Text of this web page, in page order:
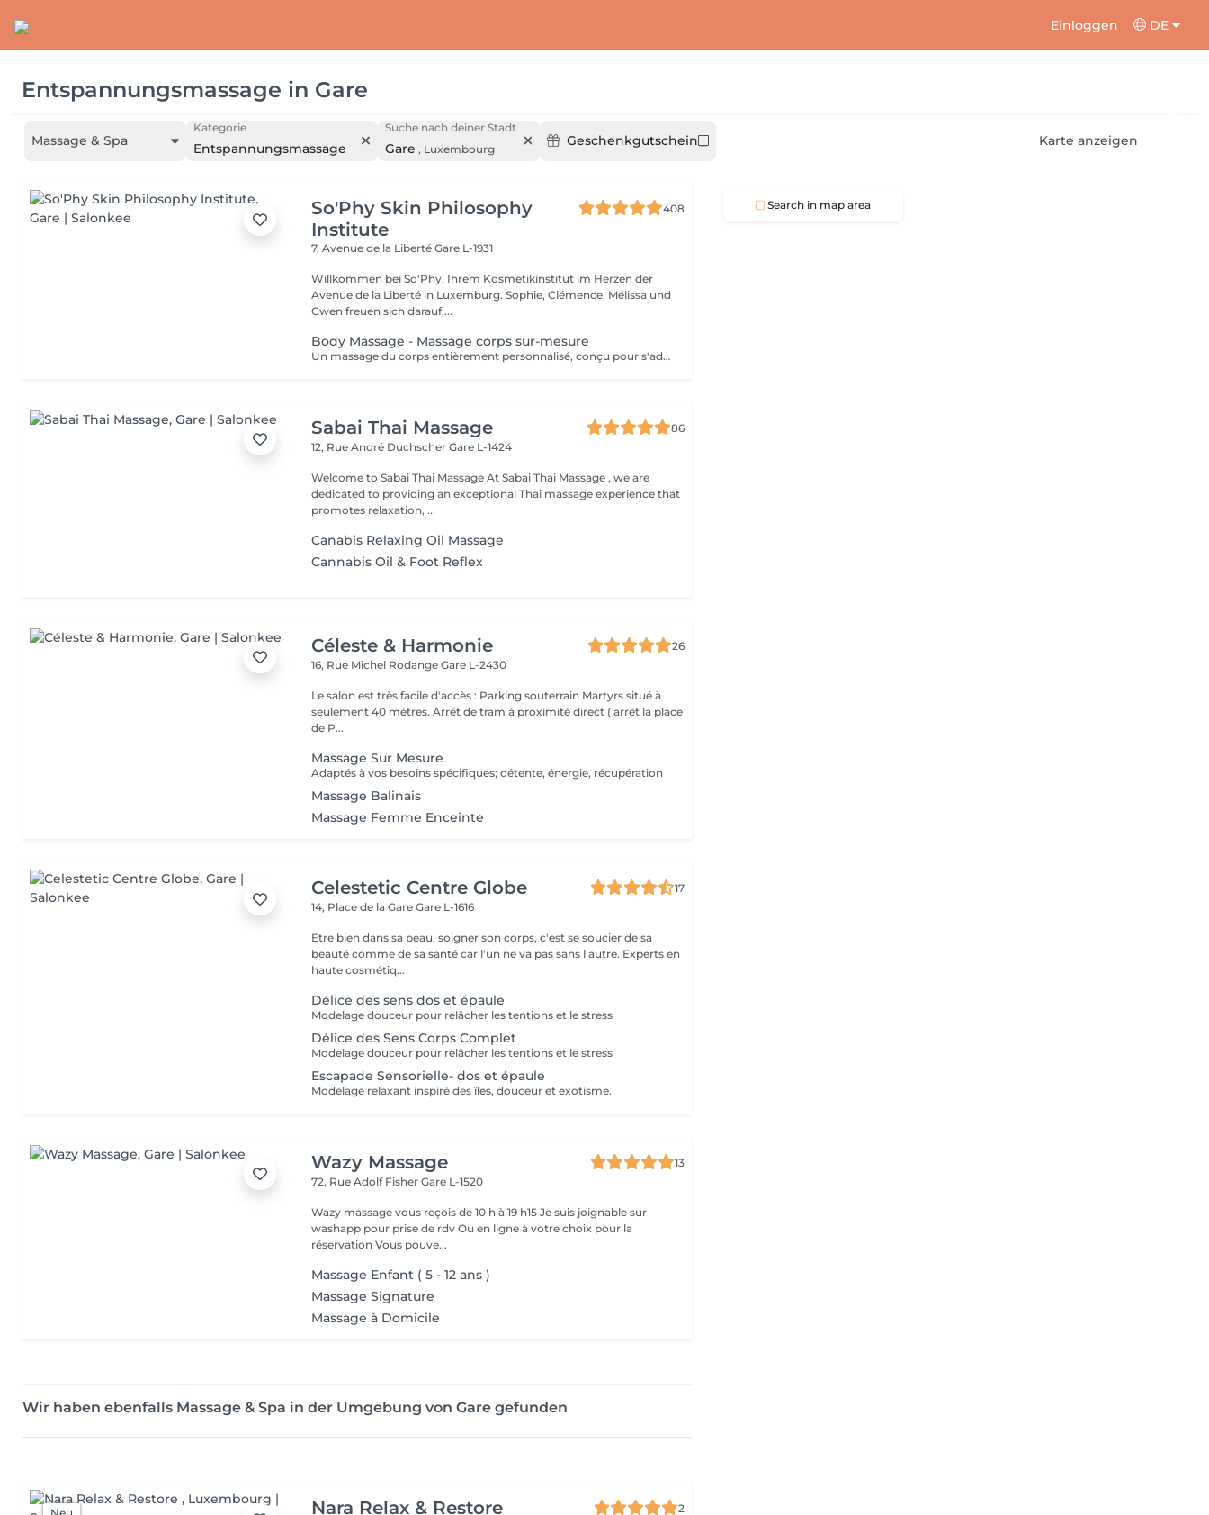
Einloggen DE
Entspannungsmassage in Gare
Massage & Spa
Kategorie
Entspannungsmassage
Suche nach deiner Stadt
Gare , Luxembourg
Geschenkgutschein Karte anzeigen
So'Phy Skin Philosophy
Institute
408
7, Avenue de la LibertéGare L-1931
Willkommen bei So'Phy, Ihrem Kosmetikinstitut im Herzen der
Avenue de la Liberté in Luxemburg. Sophie, Clémence, Mélissa und
Gwen freuen sich darauf,...
Body Massage - Massage corps sur-mesure
Un massage du corps entièrement personnalisé, conçu pour s'adapter à vos besoins et aux tensions ressenties. Dès votre installation sur une table chauffante, tout est pensé pour favoriser le relâchement et le confort. L'huile utilisée est choisie selon vos préférences pour accompagner ce moment de détente. Grâce à une combinaison de manuvres enveloppantes, de pressions ciblées, d'étirements et de gestes drainants, ce massage agit en profondeur pour libérer les tensions, relâcher les zones contractées et procurer une sensation de légèreté. La pression et le rythme sont ajustés tout au long du soin afin de vous offrir un équilibre entre relaxation et efficacité. Une version adaptée est également proposée pour les femmes enceintes (45 minutes), garantissant un moment de détente en toute sécurité. Un soin idéal pour relâcher les tensions du corps, apaiser l'esprit et retrouver une sensation de bien-être global.
Sabai Thai Massage
86
12, Rue André DuchscherGare L-1424
Welcome to Sabai Thai Massage At Sabai Thai Massage , we are
dedicated to providing an exceptional Thai massage experience that
promotes relaxation, ...
Canabis Relaxing Oil Massage
Cannabis Oil & Foot Reflex
Céleste & Harmonie
26
16, Rue Michel RodangeGare L-2430
Le salon est très facile d'accès : Parking souterrain Martyrs situé à
seulement 40 mètres. Arrêt de tram à proximité direct ( arrêt la place
de P...
Massage Sur Mesure
Adaptés à vos besoins spécifiques; détente, énergie, récupération
Massage Balinais
Massage Femme Enceinte
Celestetic Centre Globe
17
14, Place de la GareGare L-1616
Etre bien dans sa peau, soigner son corps, c'est se soucier de sa
beauté comme de sa santé car l'un ne va pas sans l'autre. Experts en
haute cosmétiq...
Délice des sens dos et épaule
Modelage douceur pour relâcher les tentions et le stress
Délice des Sens Corps Complet
Modelage douceur pour relâcher les tentions et le stress
Escapade Sensorielle- dos et épaule
Modelage relaxant inspiré des îles, douceur et exotisme.
Wazy Massage
13
72, Rue Adolf FisherGare L-1520
Wazy massage vous reçois de 10 h à 19 h15 Je suis joignable sur
washapp pour prise de rdv Ou en ligne à votre choix pour la
réservation Vous pouve...
Massage Enfant ( 5 - 12 ans )
Massage Signature
Massage à Domicile
Wir haben ebenfalls Massage & Spa in der Umgebung von Gare gefunden
Nara Relax & Restore
2
Search in map area